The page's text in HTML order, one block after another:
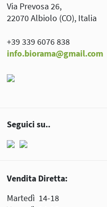
Via Prevosa 26,
22070 Albiolo (CO), Italia
+39 339 6076 838
info.biorama@gmail.com
Seguici su..
Vendita Diretta:
Martedì 14-18